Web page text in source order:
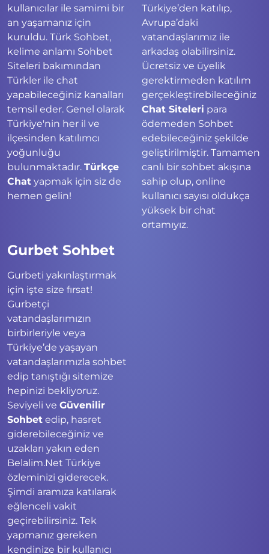
kullanıcılar ile samimi bir
an yaşamanız için
kuruldu. Türk Sohbet,
kelime anlamı Sohbet
Siteleri bakımından
Türkler ile chat
yapabileceğiniz kanalları
temsil eder. Genel olarak
Türkiye'nin her il ve
ilçesinden katılımcı
yoğunluğu
bulunmaktadır. Türkçe
Chat yapmak için siz de
hemen gelin!
Türkiye’den katılıp,
Avrupa’daki
vatandaşlarımız ile
arkadaş olabilirsiniz.
Ücretsiz ve üyelik
gerektirmeden katılım
gerçekleştirebileceğiniz
Chat Siteleri para
ödemeden Sohbet
edebileceğiniz şekilde
geliştirilmiştir. Tamamen
canlı bir sohbet akışına
sahip olup, online
kullanıcı sayısı oldukça
yüksek bir chat
ortamıyız.
Gurbet Sohbet
Gurbeti yakınlaştırmak
için işte size fırsat!
Gurbetçi
vatandaşlarımızın
birbirleriyle veya
Türkiye’de yaşayan
vatandaşlarımızla sohbet
edip tanıştığı sitemize
hepinizi bekliyoruz.
Seviyeli ve Güvenilir
Sohbet edip, hasret
giderebileceğiniz ve
uzakları yakın eden
Belalim.Net Türkiye
özleminizi giderecek.
Şimdi aramıza katılarak
eğlenceli vakit
geçirebilirsiniz. Tek
yapmanız gereken
kendinize bir kullanıcı